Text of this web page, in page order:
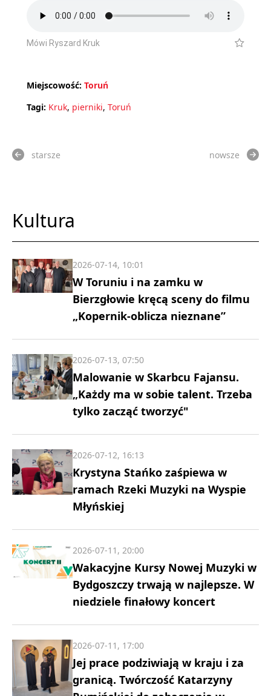
Mówi Ryszard Kruk
Miejscowość: Toruń
Tagi: Kruk, pierniki, Toruń
starsze nowsze
Kultura
W Toruniu i na zamku w
Bierzgłowie kręcą sceny do filmu
„Kopernik-oblicza nieznane”
2026-07-14, 10:01
Malowanie w Skarbcu Fajansu.
„Każdy ma w sobie talent. Trzeba
tylko zacząć tworzyć"
2026-07-13, 07:50
Krystyna Stańko zaśpiewa w
ramach Rzeki Muzyki na Wyspie
Młyńskiej
2026-07-12, 16:13
Wakacyjne Kursy Nowej Muzyki w
Bydgoszczy trwają w najlepsze. W
niedziele finałowy koncert
2026-07-11, 20:00
Jej prace podziwiają w kraju i za
granicą. Twórczość Katarzyny
2026-07-11, 17:00